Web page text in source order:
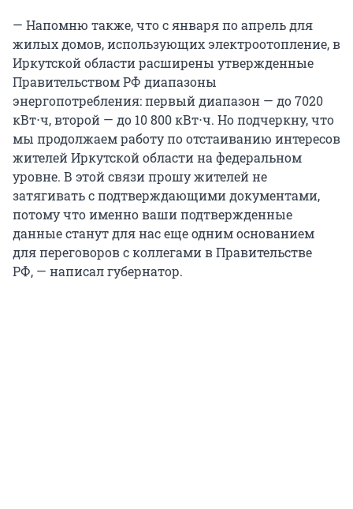
— Напомню также, что с января по апрель для
жилых домов, использующих электроотопление, в
Иркутской области расширены утвержденные
Правительством РФ диапазоны
энергопотребления: первый диапазон — до 7020
кВт⋅ч, второй — до 10 800 кВт⋅ч. Но подчеркну, что
мы продолжаем работу по отстаиванию интересов
жителей Иркутской области на федеральном
уровне. В этой связи прошу жителей не
затягивать с подтверждающими документами,
потому что именно ваши подтвержденные
данные станут для нас еще одним основанием
для переговоров с коллегами в Правительстве
РФ, — написал губернатор.